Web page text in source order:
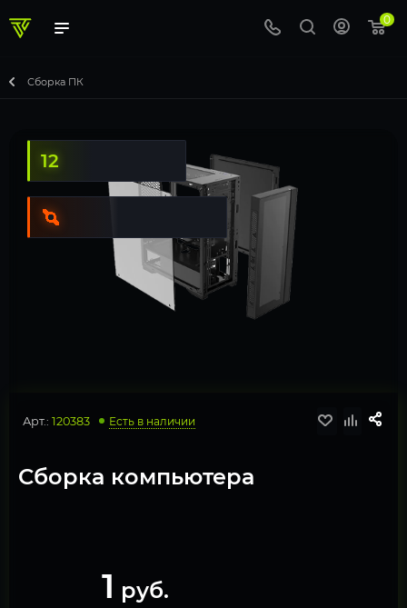
0
Сборка ПК
Арт.: 120383 Есть в наличии
Cборка компьютера
1 руб.